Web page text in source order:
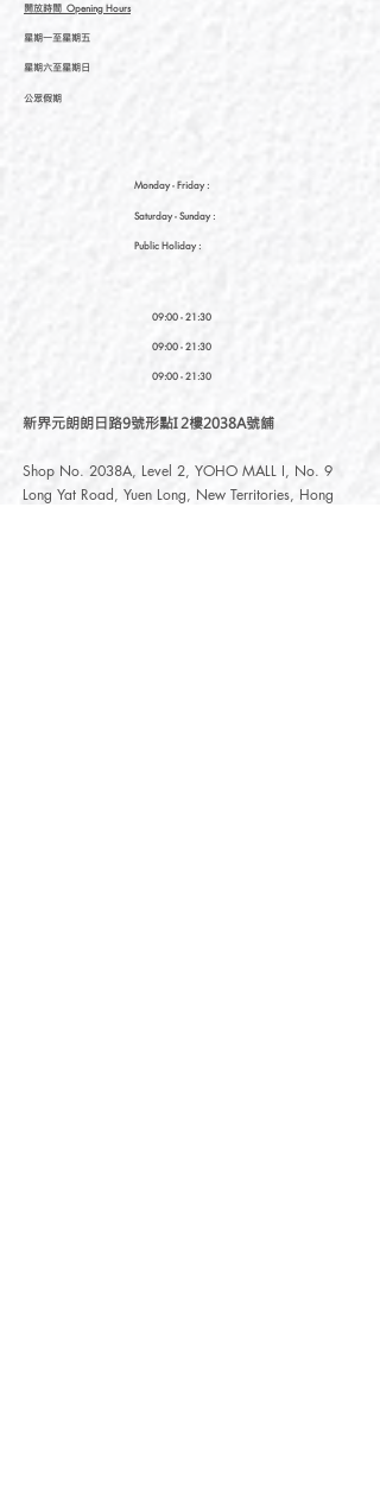
開放時間 Opening Hours
星期一至星期五
星期六至星期日
公眾假期
Monday - Friday :
Saturday- Sunday :
Public Holiday :
09:00 - 21:30
09:00 - 21:30
09:00 - 21:30
新界元朗朗日路9號形點I 2樓2038A號舖
Shop No. 2038A, Level 2, YOHO MALL I, No. 9
Long Yat Road, Yuen Long, New Territories, Hong